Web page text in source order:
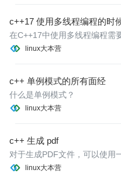
c++17 使用多线程编程的时
linux大本营
在C++17中使用多线程编程需
编译时需要加上 -std=c++17 -
c++ 单例模式的所有面经
linux大本营
什么是单例模式？
c++ 生成 pdf
linux大本营
对于生成PDF文件，可以使用
个免费的、跨平台的C库，用